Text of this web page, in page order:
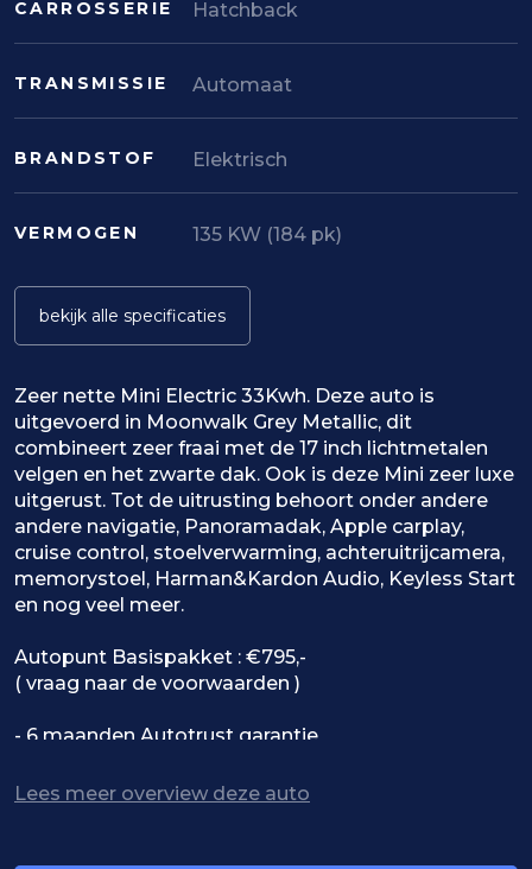
CARROSSERIE Hatchback
TRANSMISSIE Automaat
BRANDSTOF Elektrisch
VERMOGEN 135 KW (184 pk)
bekijk alle specificaties
Zeer nette Mini Electric 33Kwh. Deze auto is
uitgevoerd in Moonwalk Grey Metallic, dit
combineert zeer fraai met de 17 inch lichtmetalen
velgen en het zwarte dak. Ook is deze Mini zeer luxe
uitgerust. Tot de uitrusting behoort onder andere
andere navigatie, Panoramadak, Apple carplay,
cruise control, stoelverwarming, achteruitrijcamera,
memorystoel, Harman&Kardon Audio, Keyless Start
en nog veel meer.
Autopunt Basispakket : €795,-
( vraag naar de voorwaarden )
- 6 maanden Autotrust garantie
- vloeistoffen check
Lees meer overview deze auto